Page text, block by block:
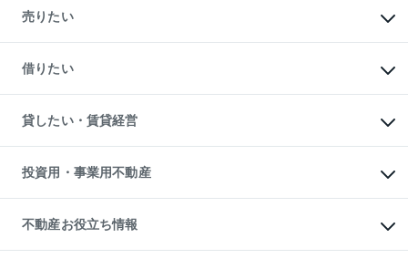
新築・分譲マンションの購入
中古マンションの購入
一戸建ての購入
中古一戸建ての購入
不動産購入の流れ
注目キーワード物件特集
購入ガイド
English 繁体中文簡体中文
売りたい
一戸建ての売却・査定
土地の売却・査定
スピードAI査定
不動産査定について
不動産売却の流れ
不動産買換えの流れ
売却ガイド
借りたい
オフィス・店舗の賃貸
借りるときの流れ
借りるガイド
貸したい・賃貸経営
マンション賃料データ
賃貸管理プラン
リロケーションについて
貸すガイド
投資用・事業用不動産
事業用不動産
マンション投資
投資用マンション
不動産お役立ち情報